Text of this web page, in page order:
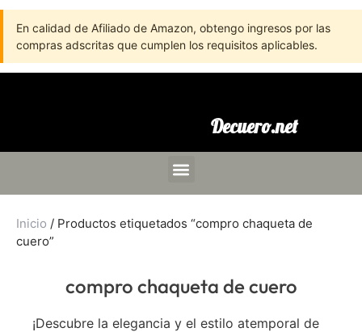
En calidad de Afiliado de Amazon, obtengo ingresos por las
compras adscritas que cumplen los requisitos aplicables.
Decuero.net
Inicio / Productos etiquetados “compro chaqueta de
cuero”
compro chaqueta de cuero
¡Descubre la elegancia y el estilo atemporal de